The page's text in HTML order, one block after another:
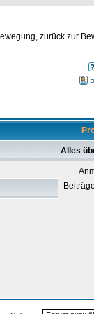
zurück zur
Alles